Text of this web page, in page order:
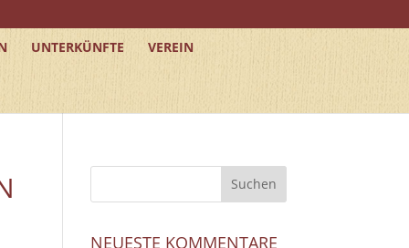
UNTERKÜNFTE VEREIN
NEUESTE KOMMENTARE